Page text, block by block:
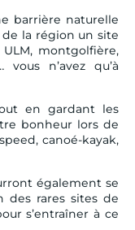
barrière naturelle
la région un site
montgolfière,
vous n’avez qu’à
en gardant les
bonheur lors de
canoé-kayak,
également se
des rares sites de
s’entraîner à ce